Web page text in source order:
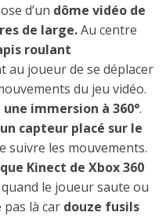
d’un dôme vidéo de
de large.Au centre
roulant
au joueur de se déplacer
du jeu vidéo.
immersion à 360°.
un capteur placé sur le
suivre les mouvements.
Kinect de Xbox 360
le joueur saute ou
pas là car douze fusils